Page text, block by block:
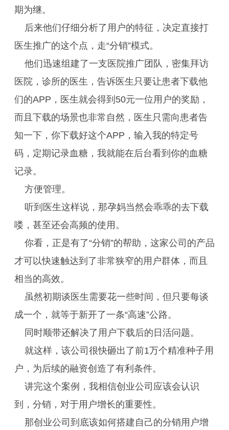
期为继。
后来他们仔细分析了用户的特征，决定直接打
医生推广的这个点，走“分销”模式。
他们迅速组建了一支医院推广团队，密集拜访
医院，诊所的医生，告诉医生只要让患者下载他
们的APP，医生就会得到50元一位用户的奖励，
而且下载的场景也非常自然，医生只需向患者告
知一下，你下载好这个APP，输入我的特定号
码，定期记录血糖，我就能在后台看到你的血糖
记录。
方便管理。
听到医生这样说，那孕妈当然会乖乖的去下载
喽，甚至还会高频的使用。
你看，正是有了“分销”的帮助，这家公司的产品
才可以快速触达到了非常狭窄的用户群体，而且
相当的高效。
虽然初期谈医生需要花一些时间，但只要每谈
成一个，就等于新开了一条“高速”公路。
同时顺带还解决了用户下载后的日活问题。
就这样，该公司很快砸出了前1万个精准种子用
户，为后续的融资创造了有利条件。
讲完这个案例，我相信创业公司应该会认识
到，分销，对于用户增长的重要性。
那创业公司到底该如何搭建自己的分销用户增